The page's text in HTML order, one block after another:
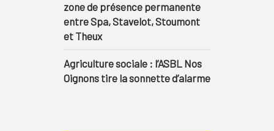
zone de présence permanente
entre Spa, Stavelot, Stoumont
et Theux
Agriculture sociale : l’ASBL Nos
Oignons tire la sonnette d’alarme